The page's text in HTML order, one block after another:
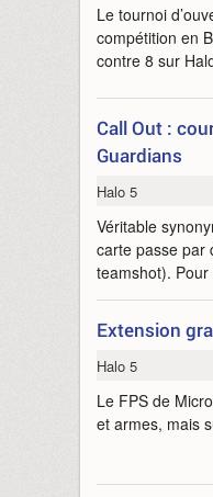
Le tournoi
compétition en
contre 8 sur
Call Out :
Guardians
Halo 5
Véritable
carte passe par
teamshot).
Extension
Halo 5
Le FPS de
et armes, mais